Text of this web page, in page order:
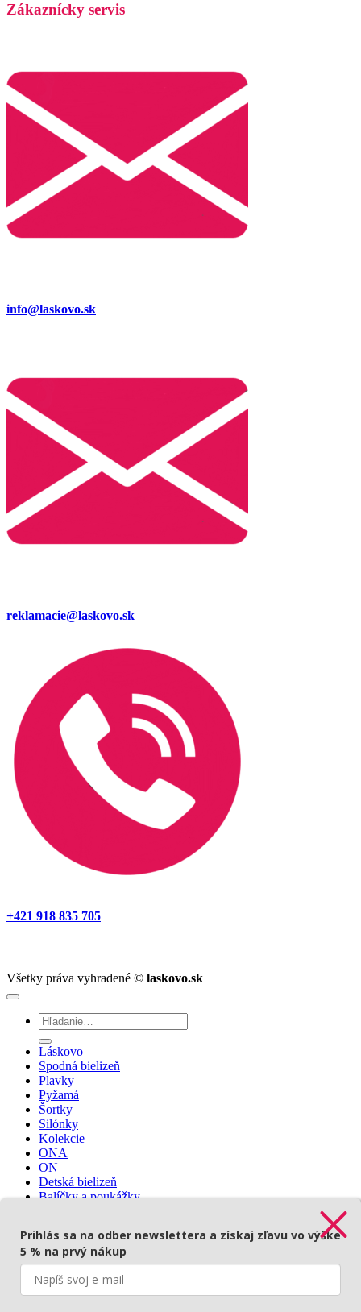
Zákaznícky servis
info@laskovo.sk
reklamacie@laskovo.sk
+421 918 835 705
Všetky práva vyhradené © laskovo.sk
Hľadať:
Láskovo
Spodná bielizeň
Plavky
Pyžamá
Šortky
Silónky
Kolekcie
ONA
ON
Detská bielizeň
Balíčky a poukážky
🇨🇿
Prihlásenie
Prihlás sa na odber newslettera a získaj zľavu vo výške
5 % na prvý nákup